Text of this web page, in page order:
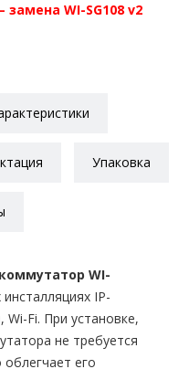
замена WI-SG108 v2
Упаковка
WI-
IP-
Fi. При установке,
не требуется
его